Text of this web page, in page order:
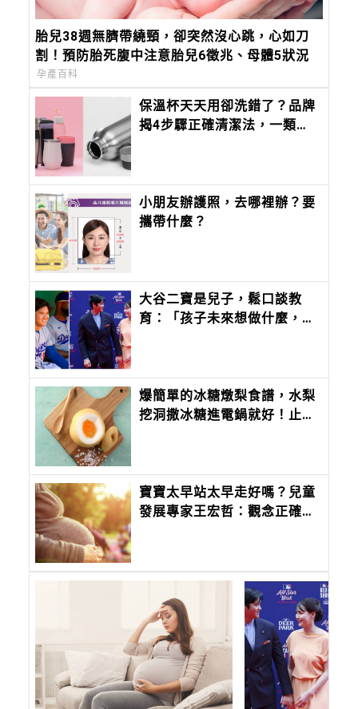
胎兒38週無臍帶繞頸，卻突然沒心跳，心如刀
割！預防胎死腹中注意胎兒6徵兆、母體5狀況
孕產百科
保溫杯天天用卻洗錯了？品牌
揭4步驟正確清潔法，一類刷
小朋友辦護照，去哪裡辦？要
攜帶什麼？
大谷二寶是兒子，鬆口談教
育：「孩子未來想做什麼，應
爆簡單的冰糖燉梨食譜，水梨
挖洞撒冰糖進電鍋就好！止咳
寶寶太早站太早走好嗎？兒童
發展專家王宏哲：觀念正確才